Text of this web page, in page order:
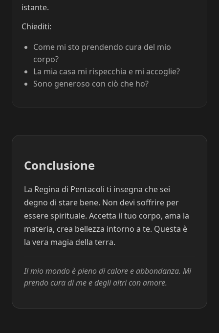
istante.
Chiediti:
Come mi sto prendendo cura del mio
corpo?
La mia casa mi rispecchia e mi accoglie?
Sono generoso con ciò che ho?
Conclusione
La Regina di Pentacoli ti insegna che sei
degno di stare bene. Non devi soffrire per
essere spirituale. Accetta il tuo corpo, ama la
materia, crea bellezza intorno a te. Questa è
la vera magia della terra.
Il mio mondo è pieno di calore e abbondanza. Mi
prendo cura di me e degli altri con amore.